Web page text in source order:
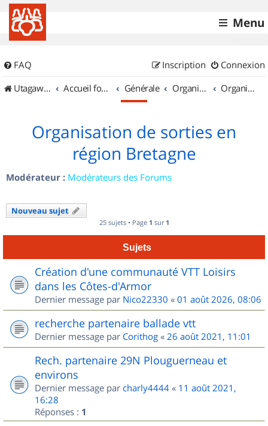
Menu
FAQ Connexion
Inscription
UtagawaVTT (Randos VTT et VTTAE avec traces GPS)
Accueil forum Générale Organisation de sorties & Recherche de partenaires Organisation de sorties en région Bretagne
Organisation de sorties en
région Bretagne
Modérateur : Modérateurs des Forums
Nouveau sujet
25 sujets • Page 1 sur 1
Sujets
Création d'une communauté VTT Loisirs
dans les Côtes-d'Armor
Dernier message par Nico22330 « 01 août 2026, 08:06
recherche partenaire ballade vtt
Dernier message par Corithog « 26 août 2021, 11:01
Rech. partenaire 29N Plouguerneau et
environs
Dernier message par charly4444 « 11 août 2021,
16:28
Réponses : 1